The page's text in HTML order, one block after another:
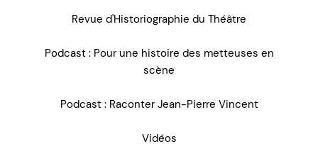
Revue d'Historiographie du Théâtre
Podcast : Pour une histoire des metteuses en
scène
Podcast : Raconter Jean-Pierre Vincent
Vidéos